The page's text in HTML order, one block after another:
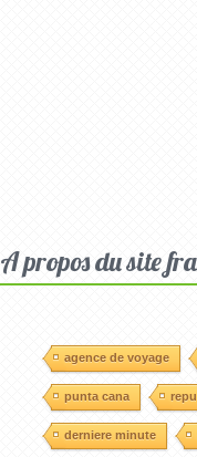
A propos du site
agence de voyage
punta cana
derniere minute